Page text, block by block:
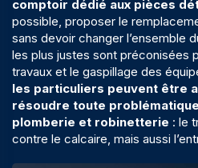
comptoir dédié aux pièces
possible, proposer le
sans devoir changer l’ensemble
les plus justes sont préconisées
travaux et le gaspillage des
les particuliers peuvent être
résoudre toute
plomberie et robinetterie : le
contre le calcaire, mais aussi